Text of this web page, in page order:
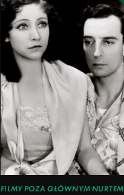
FILMY POZA GŁÓWNYM NURTEM